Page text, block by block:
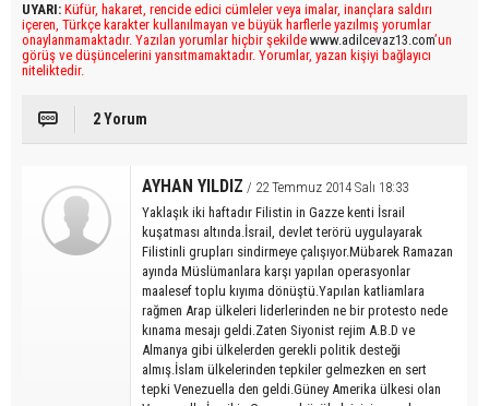
UYARI: Küfür, hakaret, rencide edici cümleler veya imalar, inançlara saldırı
içeren, Türkçe karakter kullanılmayan ve büyük harflerle yazılmış yorumlar
onaylanmamaktadır. Yazılan yorumlar hiçbir şekilde www.adilcevaz13.com’un
görüş ve düşüncelerini yansıtmamaktadır. Yorumlar, yazan kişiyi bağlayıcı
niteliktedir.
2 Yorum
AYHAN YILDIZ / 22 Temmuz 2014 Salı 18:33
Yaklaşık iki haftadır Filistin in Gazze kenti İsrail
kuşatması altında.İsrail, devlet terörü uygulayarak
Filistinli grupları sindirmeye çalışıyor.Mübarek Ramazan
ayında Müslümanlara karşı yapılan operasyonlar
maalesef toplu kıyıma dönüştü.Yapılan katliamlara
rağmen Arap ülkeleri liderlerinden ne bir protesto nede
kınama mesajı geldi.Zaten Siyonist rejim A.B.D ve
Almanya gibi ülkelerden gerekli politik desteği
almış.İslam ülkelerinden tepkiler gelmezken en sert
tepki Venezuella den geldi.Güney Amerika ülkesi olan